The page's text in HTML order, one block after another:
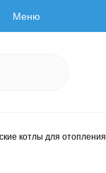
Меню
котлы для отопления